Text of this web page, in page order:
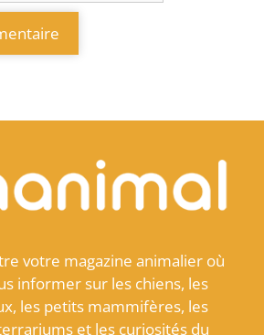
votre magazine animalier où
informer sur les chiens, les
les petits mammifères, les
et les curiosités du